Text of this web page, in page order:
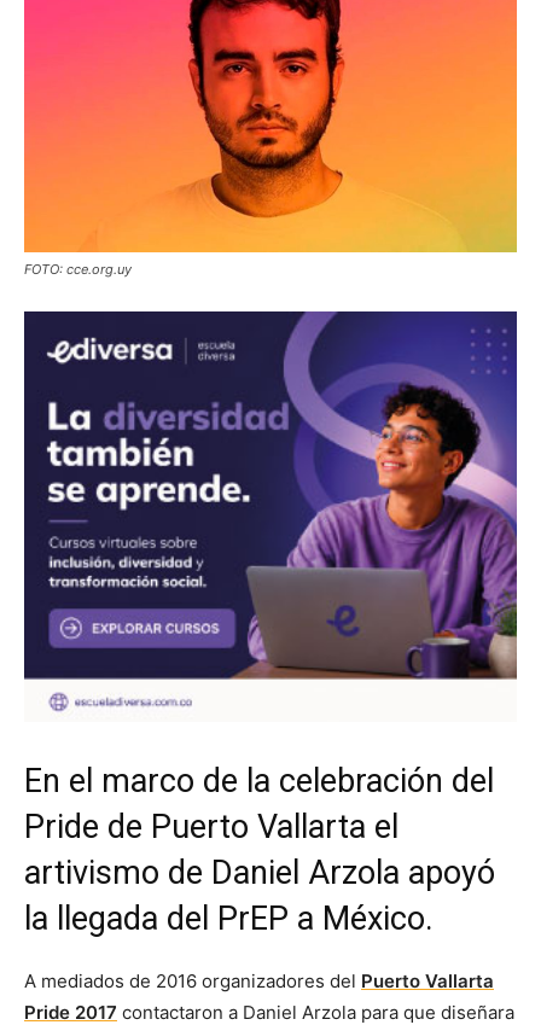
FOTO: cce.org.uy
En el marco de la celebración del
Pride de Puerto Vallarta el
artivismo de Daniel Arzola apoyó
la llegada del PrEP a México.
A mediados de 2016 organizadores del Puerto Vallarta
Pride 2017 contactaron a Daniel Arzola para que diseñara